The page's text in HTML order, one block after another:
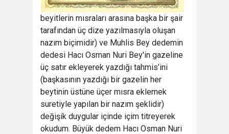
beyitlerin mısraları arasına başka bir şair
tarafından üç dize yazılmasıyla oluşan
nazım biçimidir) ve Muhlis Bey dedemin
dedesi Hacı Osman Nuri Bey'in gazeline
üç satır ekleyerek yazdığı tahmis’ini
(başkasının yazdığı bir gazelin her
beytinin üstüne üçer mısra eklemek
suretiyle yapılan bir nazım şeklidir)
değişik duygular içinde içim titreyerek
okudum. Büyük dedem Hacı Osman Nuri